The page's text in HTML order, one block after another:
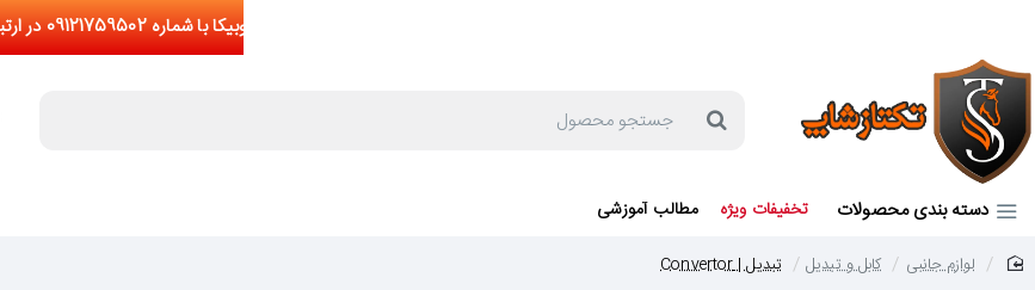
جستجو
دسته بندی محصولات تخفیفات ویژه مطالب آموزشی
لوازم جانبی کابل و تبدیل تبدیل | Convertor